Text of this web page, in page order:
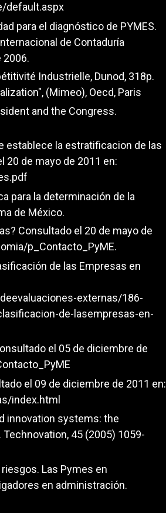
default.aspx
para el diagnóstico de PYMES.
de Contaduría
2006.
Industrielle, Dunod, 318p.
(Mimeo), Oecd, Paris
and the Congress.
establece la estratificacion de las
20 de mayo de 2011 en:
para la determinación de la
de México.
Consultado el 20 de mayo de
p_Contacto_PyME.
de las Empresas en
externas/186-
de-lasempresas-en-
el 05 de diciembre de
el 09 de diciembre de 2011 en:
index.html
innovation systems: the
45 (2005) 1059-
Las Pymes en
en administración.